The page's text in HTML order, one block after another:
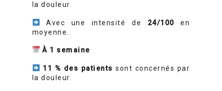
la douleur.
Avec une intensité de 24/100 en
moyenne.
À 1 semaine
11 % des patients sont concernés par
la douleur.